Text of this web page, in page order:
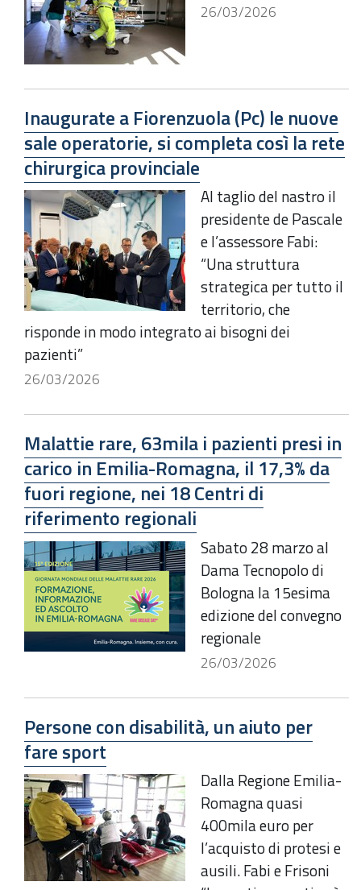
26/03/2026
Inaugurate a Fiorenzuola (Pc) le nuove
sale operatorie, si completa così la rete
chirurgica provinciale
Al taglio del nastro il
presidente de Pascale
e l’assessore Fabi:
“Una struttura
strategica per tutto il
territorio, che
risponde in modo integrato ai bisogni dei
pazienti”
26/03/2026
Malattie rare, 63mila i pazienti presi in
carico in Emilia-Romagna, il 17,3% da
fuori regione, nei 18 Centri di
riferimento regionali
Sabato 28 marzo al
Dama Tecnopolo di
Bologna la 15esima
edizione del convegno
regionale
26/03/2026
Persone con disabilità, un aiuto per
fare sport
Dalla Regione Emilia-
Romagna quasi
400mila euro per
l’acquisto di protesi e
ausili. Fabi e Frisoni